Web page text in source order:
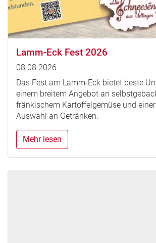
Lamm-Eck Fest 2026
08.08.2026
Das Fest am Lamm-Eck bietet beste
einem breitem Angebot an
fränkischem Kartoffelgemüse und
Auswahl an Getränken.
Mehr lesen